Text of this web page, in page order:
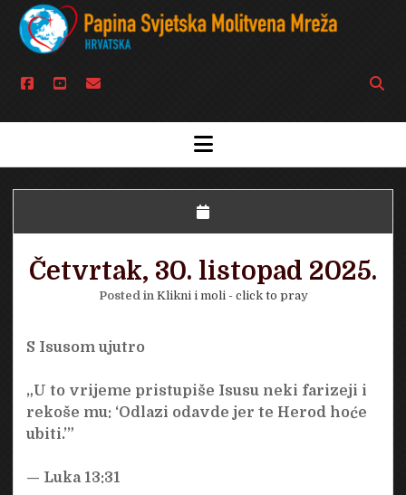
facebook
youtubeemail
Open
bar
open
menu
Četvrtak, 30. listopad 2025.
Posted in Klikni i moli - click to pray
S Isusom ujutro
„U to vrijeme pristupiše Isusu neki farizeji i
rekoše mu: ‘Odlazi odavde jer te Herod hoće
ubiti.’”
— Luka 13:31